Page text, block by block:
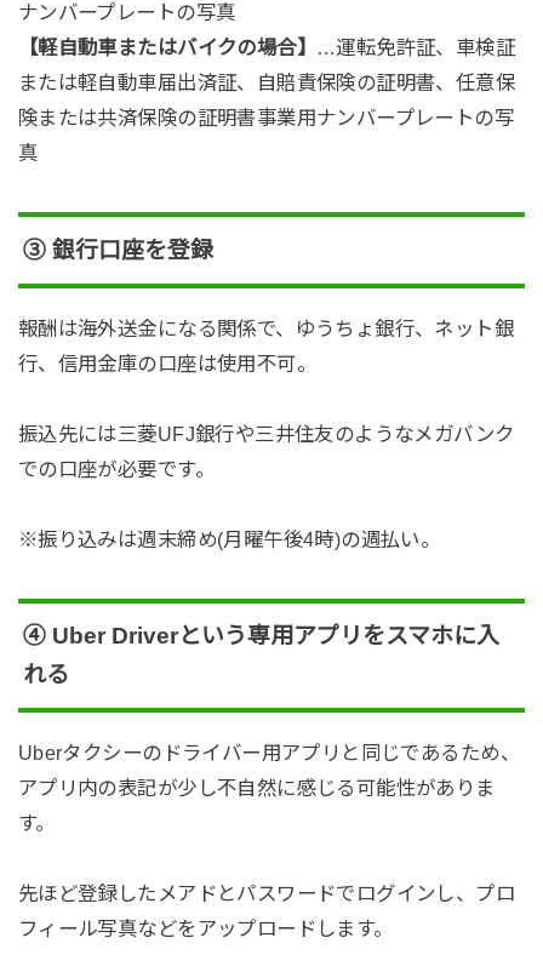
ナンバープレートの写真
【軽自動車またはバイクの場合】
…運転免許証、車検証
または軽自動車届出済証、自賠責保険の証明書、任意保
険または共済保険の証明書事業用ナンバープレートの写
真
③ 銀行口座を登録
報酬は海外送金になる関係で、ゆうちょ銀行、ネット銀
行、信用金庫の口座は使用不可。
振込先には三菱UFJ銀行や三井住友のようなメガバンク
での口座が必要です。
※振り込みは週末締め(月曜午後4時)の週払い。
④ Uber Driverという専用アプリをスマホに入
れる
Uberタクシーのドライバー用アプリと同じであるため、
アプリ内の表記が少し不自然に感じる可能性がありま
す。
先ほど登録したメアドとパスワードでログインし、プロ
フィール写真などをアップロードします。